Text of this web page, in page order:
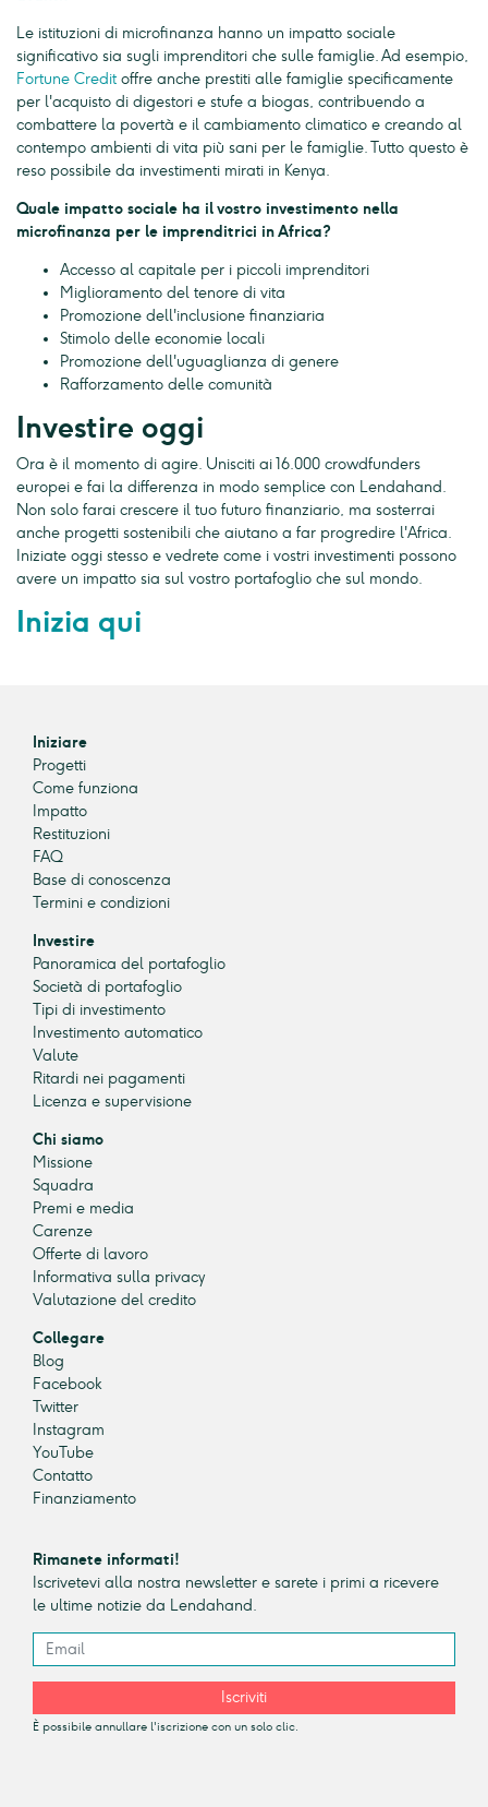
Le istituzioni di microfinanza hanno un impatto sociale
significativo sia sugli imprenditori che sulle famiglie. Ad esempio,
Fortune Creditoffre anche prestiti alle famiglie specificamente
per l'acquisto di digestori e stufe a biogas, contribuendo a
combattere la povertà e il cambiamento climatico e creando al
contempo ambienti di vita più sani per le famiglie. Tutto questo è
reso possibile da investimenti mirati in Kenya.
Quale impatto sociale ha il vostro investimento nella
microfinanza per le imprenditrici in Africa?
Accesso al capitale per i piccoli imprenditori
Miglioramento del tenore di vita
Promozione dell'inclusione finanziaria
Stimolo delle economie locali
Promozione dell'uguaglianza di genere
Rafforzamento delle comunità
Investire oggi
Ora è il momento di agire. Unisciti ai 16.000 crowdfunders
europei e fai la differenza in modo semplice con Lendahand.
Non solo farai crescere il tuo futuro finanziario, ma sosterrai
anche progetti sostenibili che aiutano a far progredire l'Africa.
Iniziate oggi stesso e vedrete come i vostri investimenti possono
avere un impatto sia sul vostro portafoglio che sul mondo.
Inizia qui
Iniziare
Progetti
Come funziona
Impatto
Restituzioni
FAQ
Base di conoscenza
Termini e condizioni
Investire
Panoramica del portafoglio
Società di portafoglio
Tipi di investimento
Investimento automatico
Valute
Ritardi nei pagamenti
Licenza e supervisione
Chi siamo
Missione
Squadra
Premi e media
Carenze
Offerte di lavoro
Informativa sulla privacy
Valutazione del credito
Collegare
Blog
Facebook
Twitter
Instagram
YouTube
Contatto
Finanziamento
Rimanete informati!
Iscrivetevi alla nostra newsletter e sarete i primi a ricevere
le ultime notizie da Lendahand.
Iscriviti
È possibile annullare l'iscrizione con un solo clic.